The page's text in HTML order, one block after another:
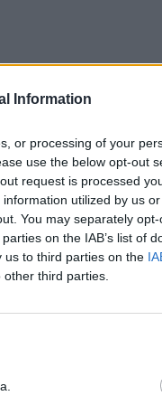
Information
or processing of your
use the below opt-out
request is processed
utilized by us
You may separately
on the IAB’s list of
us to third parties on the
third parties.
horrorregények a
platformokon az
is naponta milliókkal